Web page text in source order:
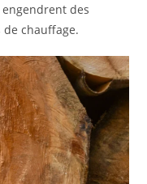
des
chauffage.